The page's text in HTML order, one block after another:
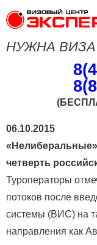
НУЖНА
06.10.2015
четверть
Туроператоры
потоков после
системы (ВИС) на
направления как